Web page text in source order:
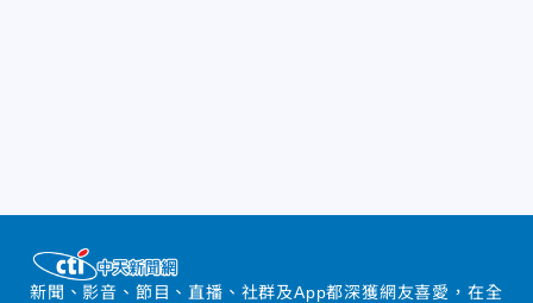
新聞、影音、節目、直播、社群及App都深獲網友喜愛，在全